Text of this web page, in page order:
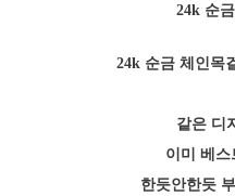
24k 순
24k 순금 체인목
같은 디
이미 베
한듯안한듯